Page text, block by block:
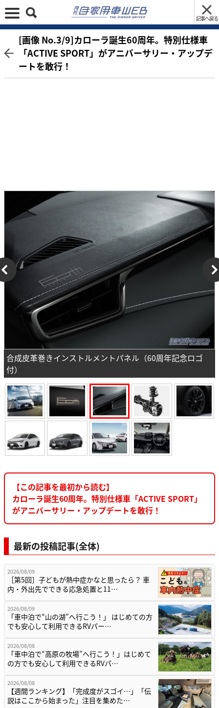
記事へ戻る
[画像 No.3/9]カローラ誕生60周年。特別仕様車
「ACTIVE SPORT」がアニバーサリー・アップデ
ートを敢行！
合成皮革巻きインストルメントパネル（60周年記念ロゴ
付）
【この記事を最初から読む】
カローラ誕生60周年。特別仕様車「ACTIVE SPORT」
がアニバーサリー・アップデートを敢行！
最新の投稿記事(全体)
2026/08/09
［第5回］子どもが熱中症かなと思ったら？ 車
内・外出先でできる応急処置と11…
2026/08/09
「車中泊で“山の湖”へ行こう！」 はじめての方
でも安心して利用できるRVパー…
2026/08/08
「車中泊で“高原の牧場”へ行こう！」はじめて
の方でも安心して利用できるRVパ…
2026/08/08
【週間ランキング】「完成度がスゴイ…」「伝
説はここから始まった」注目を集めた…